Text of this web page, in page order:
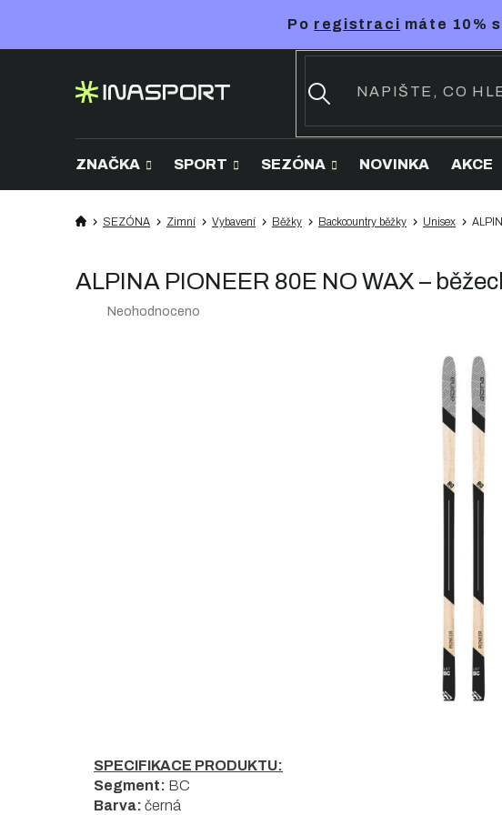
Po registraci máte 10%
ZNAČKA SPORT SEZÓNA NOVINKA AKCE
SEZÓNA Zimní Vybavení Běžky Backcountry běžky Unisex
ALPINA PIONEER 80E NO WAX –
Průměrné
Neohodnoceno
SPECIFIKACE PRODUKTU:
Segment: BC
Barva: černá